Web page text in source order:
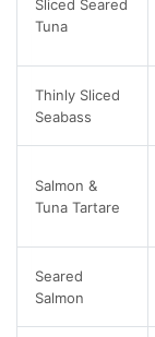
Sliced Seared
Tuna
Thinly Sliced
Seabass
Salmon &
Tuna Tartare
Seared
Salmon